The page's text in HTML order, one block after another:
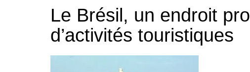
Le Brésil, un endroit
d’activités touristiques